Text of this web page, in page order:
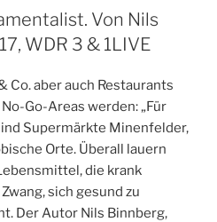
Von Nils
WDR 3 & 1LIVE
Co. aber auch Restaurants
Go-Areas werden: „Für
Supermärkte Minenfelder,
Orte. Überall lauern
die krank
sich gesund zu
Der Autor Nils Binnberg,